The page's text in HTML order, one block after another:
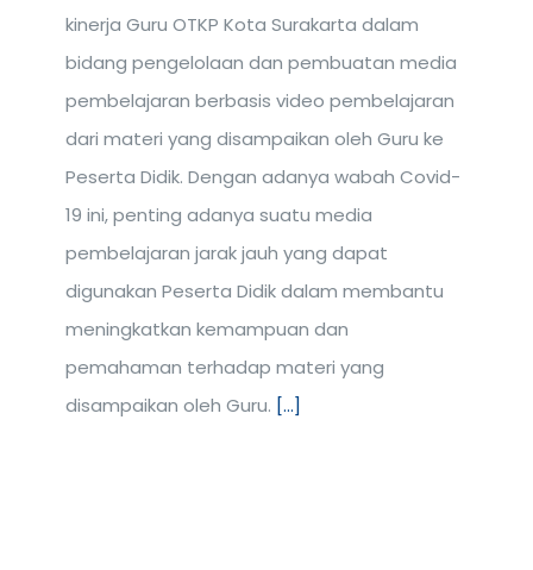
kinerja Guru OTKP Kota Surakarta dalam
bidang pengelolaan dan pembuatan media
pembelajaran berbasis video pembelajaran
dari materi yang disampaikan oleh Guru ke
Peserta Didik. Dengan adanya wabah Covid-
19 ini, penting adanya suatu media
pembelajaran jarak jauh yang dapat
digunakan Peserta Didik dalam membantu
meningkatkan kemampuan dan
pemahaman terhadap materi yang
disampaikan oleh Guru. [...]